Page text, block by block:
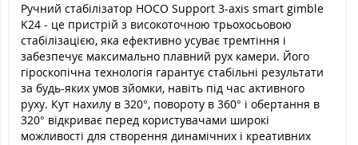
Ручний стабілізатор HOCO Support 3-axis smart gimble
K24 - це пристрій з високоточною трьохосьовою
стабілізацією, яка ефективно усуває тремтіння і
забезпечує максимально плавний рух камери. Його
гіроскопічна технологія гарантує стабільні результати
за будь-яких умов зйомки, навіть під час активного
руху. Кут нахилу в 320°, повороту в 360° і обертання в
320° відкриває перед користувачами широкі
можливості для створення динамічних і креативних